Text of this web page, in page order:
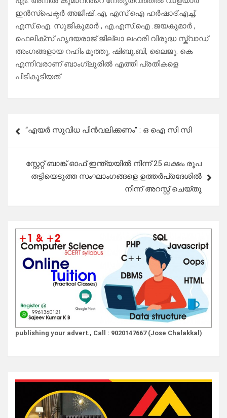
ഇൻസ്പെക്ടർ അജീഷ് .എ, എസ്.ഐ ഹർഷാദ്.എച്ച്,
എസ്.ഐ. സുജികുമാർ , എ.എസ്.ഐ .ജയകുമാർ ,
ഫെലിക്സ് ഹൃദയരാജ് ജില്ലാ ലഹരി വിരുദ്ധ സ്ക്വാഡ്
അംഗങ്ങളായ റഹിം മുത്തു, ഷിബു.ബി, ലൈജു. കെ
എന്നിവരാണ് ബാംഗ്ലൂരിൽ എത്തി പ്രതികളെ
പിടികൂടിയത്.
navigation
“എയർ സുവിധ പിൻവലിക്കണം” : ഒ ഐ സി സി
സ്റ്റേറ്റ് ബാങ്ക് ഓഫ് ഇന്ത്യയിൽ നിന്ന് 25 ലക്ഷം രൂപ
തട്ടിയെടുത്ത സംഘാംഗങ്ങളെ ഉത്തർപ്രദേശിൽ
നിന്ന് അറസ്റ്റ് ചെയ്തു
publishing your advert., Call : 9020147667 (Jose Chalakkal)